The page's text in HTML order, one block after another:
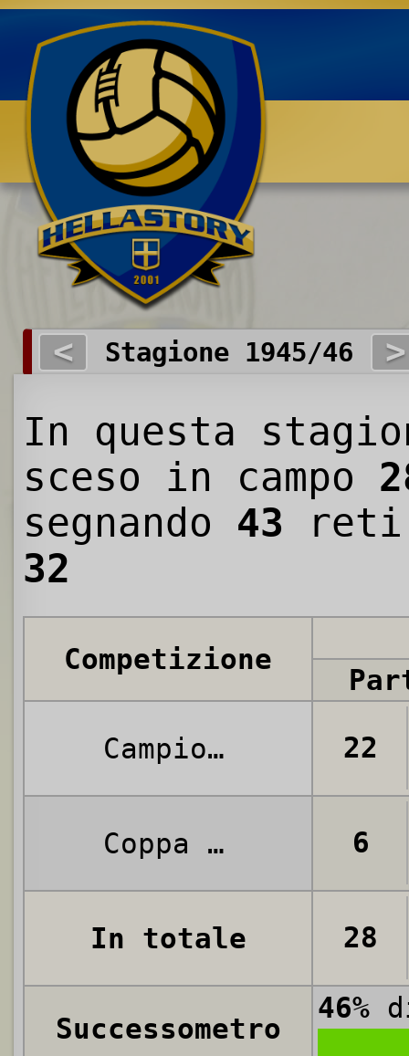
Benvenuti su HELLASTORY.net
< Stagione 1945/46 >
In questa
sceso in campo
segnando 43 reti
32
Competizione
Campionato Alta Italia 22
Coppa Alta Italia 6
In totale 28
Successometro
46%